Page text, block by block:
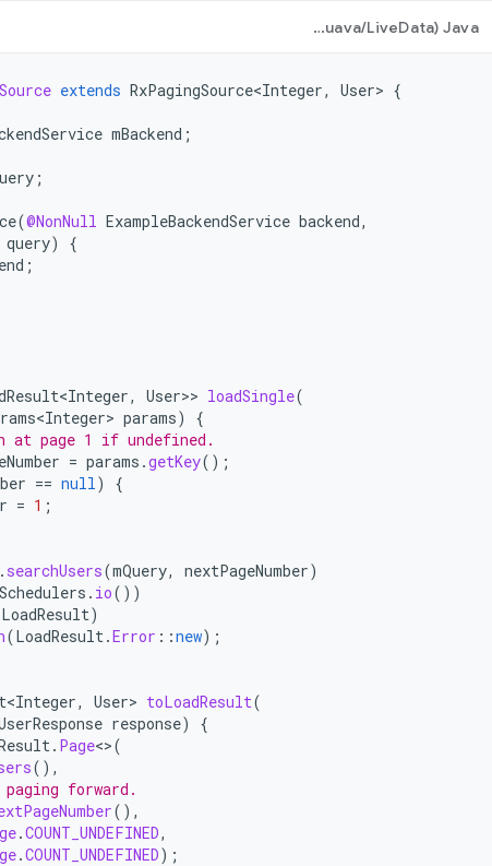
Java‏ (Guava/LiveData)
extends RxPagingSource<Integer, User> {
mBackend ;
;
(@NonNull ExampleBackendService backend,
query)
{
;
, User>> loadSingle(
params)
{
page 1 if undefined.
= params .getKey();
== null)
{
= 1 ;
. searchUsers(mQuery, nextPageNumber)
Schedulers . io())
)
(LoadResult.Error ::new);
, User> toLoadResult(
response)
{
. Page<>(
(),
forward.
(),
.COUNT_UNDEFINED,
.COUNT_UNDEFINED);